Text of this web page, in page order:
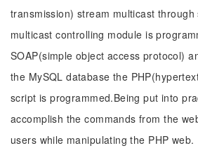
transmission) stream multicast through
multicast controlling module is
SOAP(simple object access protocol)
the MySQL database the
script is programmed.Being put into
accomplish the commands from the
users while manipulating the PHP web.